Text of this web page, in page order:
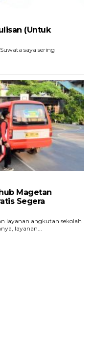
(Untuk
saya sering
Magetan
Segera
layanan angkutan sekolah
layanan...